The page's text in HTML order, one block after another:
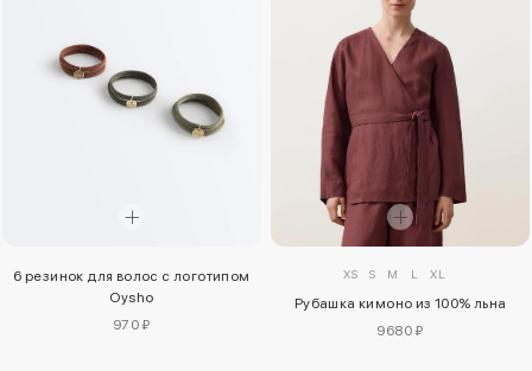
6 резинок для волос с логотипом
Oysho
970 ₽
XS S M L XL
Рубашка кимоно из 100% льна
9680 ₽